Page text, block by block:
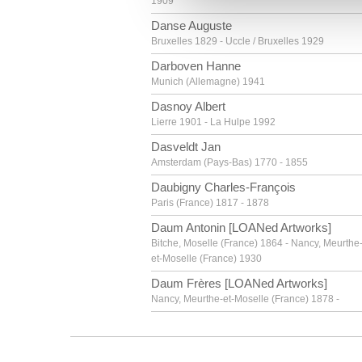
Danse Auguste
Bruxelles 1829 - Uccle / Bruxelles 1929
Darboven Hanne
Munich (Allemagne) 1941
Dasnoy Albert
Lierre 1901 - La Hulpe 1992
Dasveldt Jan
Amsterdam (Pays-Bas) 1770 - 1855
Daubigny Charles-François
Paris (France) 1817 - 1878
Daum Antonin [LOANed Artworks]
Bitche, Moselle (France) 1864 - Nancy, Meurthe-
et-Moselle (France) 1930
Daum Frères [LOANed Artworks]
Nancy, Meurthe-et-Moselle (France) 1878 -
Oudewater (Pays-Bas) vers 1459 - Bruges 1523